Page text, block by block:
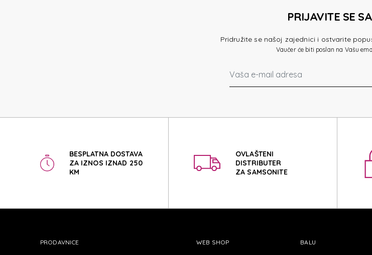
PRIJAVITE SE
Pridružite se našoj zajednici i ostvarite
Vaučer će biti poslan na Vašu
BESPLATNA DOSTAVA
ZA IZNOS IZNAD 250
KM
OVLAŠTENI
DISTRIBUTER
ZA SAMSONITE
PRODAVNICE WEB SHOP BALU